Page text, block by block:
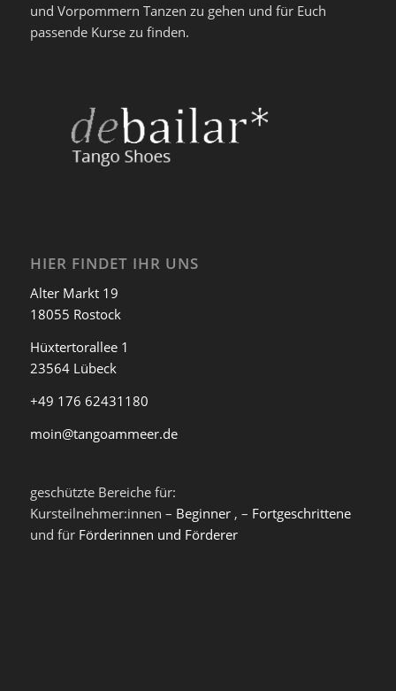
und Vorpommern Tanzen zu gehen und für Euch
passende Kurse zu finden.
HIER FINDET IHR UNS
Alter Markt 19
18055 Rostock
Hüxtertorallee 1
23564 Lübeck
+49 176 62431180
moin@tangoammeer.de
geschützte Bereiche für:
Kursteilnehmer:innen – Beginner, – Fortgeschrittene
und für Förderinnen und Förderer